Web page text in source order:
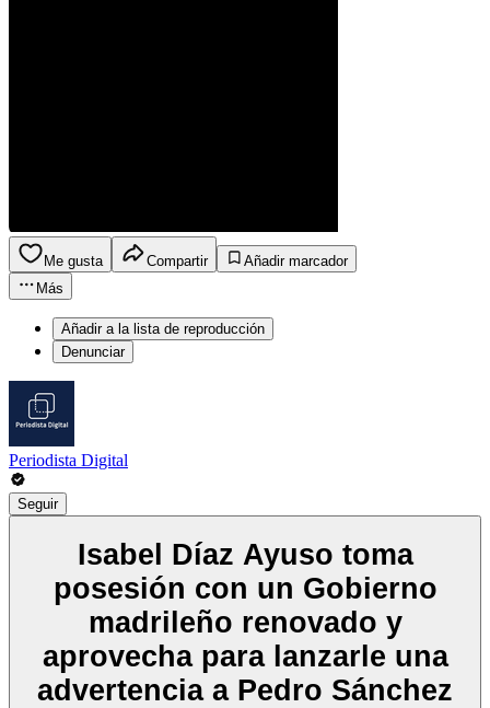
Me gusta Compartir
Añadir marcador
Más
Añadir a la lista de reproducción
Denunciar
Periodista Digital
Seguir
Isabel Díaz Ayuso toma
posesión con un Gobierno
madrileño renovado y
aprovecha para lanzarle una
advertencia a Pedro Sánchez